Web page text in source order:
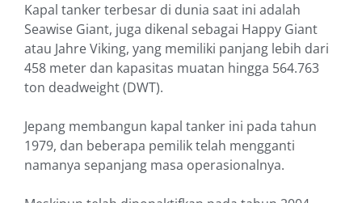
Kapal tanker terbesar di dunia saat ini adalah
Seawise Giant, juga dikenal sebagai Happy Giant
atau Jahre Viking, yang memiliki panjang lebih dari
458 meter dan kapasitas muatan hingga 564.763
ton deadweight (DWT).
Jepang membangun kapal tanker ini pada tahun
1979, dan beberapa pemilik telah mengganti
namanya sepanjang masa operasionalnya.